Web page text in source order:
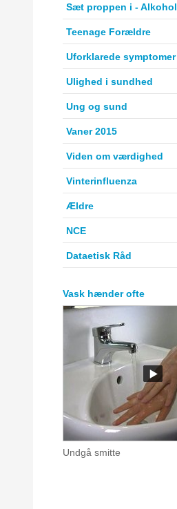
Sæt proppen i - Alkohol
Teenage Forældre
Uforklarede symptomer
Ulighed i sundhed
Ung og sund
Vaner 2015
Viden om værdighed
Vinterinfluenza
Ældre
NCE
Dataetisk Råd
Vask hænder ofte
Undgå smitte